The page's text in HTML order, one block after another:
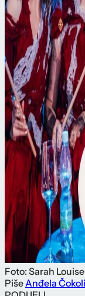
Foto: Sarah
PišeAnđela